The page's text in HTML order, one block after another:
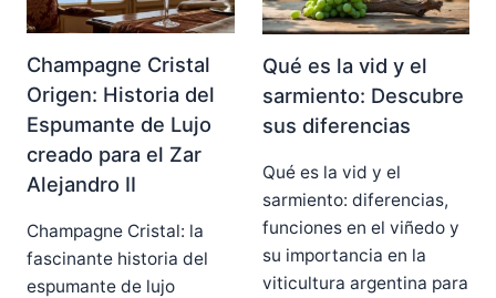
Champagne Cristal
Origen: Historia del
Espumante de Lujo
creado para el Zar
Alejandro II
Champagne Cristal: la
fascinante historia del
espumante de lujo
Qué es la vid y el
sarmiento: Descubre
sus diferencias
Qué es la vid y el
sarmiento: diferencias,
funciones en el viñedo y
su importancia en la
viticultura argentina para